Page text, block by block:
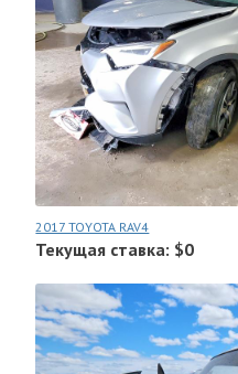
2017 TOYOTA RAV4
Текущая ставка: $0